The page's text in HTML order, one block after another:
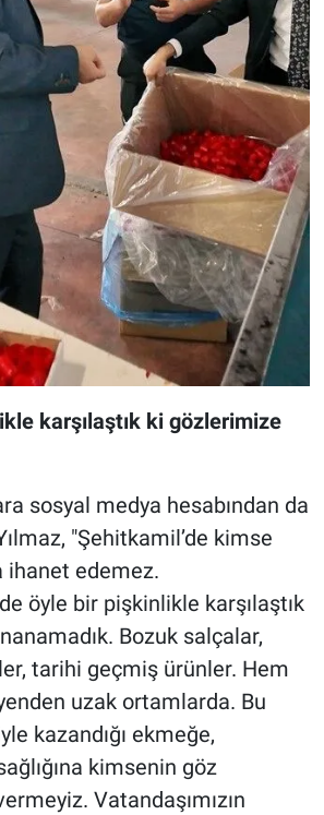
karşılaştık ki gözlerimize
sosyal medya hesabından da
"Şehitkamil’de kimse
ihanet edemez.
öyle bir pişkinlikle karşılaştık
Bozuk salçalar,
tarihi geçmiş ürünler. Hem
uzak ortamlarda. Bu
kazandığı ekmeğe,
kimsenin göz
Vatandaşımızın